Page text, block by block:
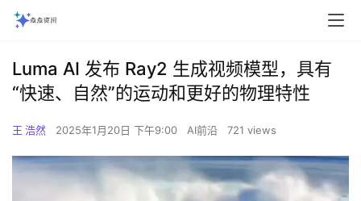
Luma AI 发布 Ray2 生成视频模型，具有
“快速、自然”的运动和更好的物理特性
王 浩然 2025年1月20日 下午9:00 AI前沿 721 views